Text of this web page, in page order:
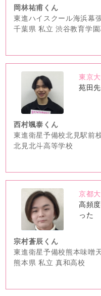
岡林祐甫くん
東進ハイスクール海浜幕
千葉県 私立 渋谷教育学
no
image
東京
苑田
西村颯泰くん
東進衛星予備校北見駅前
北見北斗高等学校
no
image
京都
高頻
った
宗村蒼辰くん
東進衛星予備校熊本味噌
熊本県 私立 真和高校